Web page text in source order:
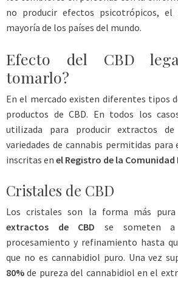
no producir efectos psicotrópicos,
mayoría de los países del mundo.
Efecto del CBD
tomarlo?
En el mercado existen diferentes tipos
productos de CBD. En todos los
utilizada para producir extractos
variedades de cannabis permitidas
inscritas en el Registro de la Comunidad
Cristales de CBD
Los cristales son la forma más
extractos de CBD se someten a
procesamiento y refinamiento hasta
que no es cannabidiol puro. Una vez
80% de pureza del cannabidiol en el